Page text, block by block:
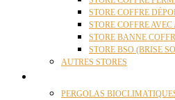
STORE COFFRE
STORE COFFRE
STORE BANNE
STORE BSO (BRISE
AUTRES STORES
PERGOLAS